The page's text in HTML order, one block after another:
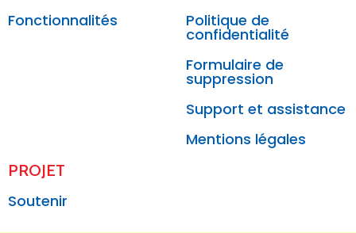
Fonctionnalités Politique de
confidentialité
Formulaire de
suppression
Support et assistance
Mentions légales
PROJET
Soutenir